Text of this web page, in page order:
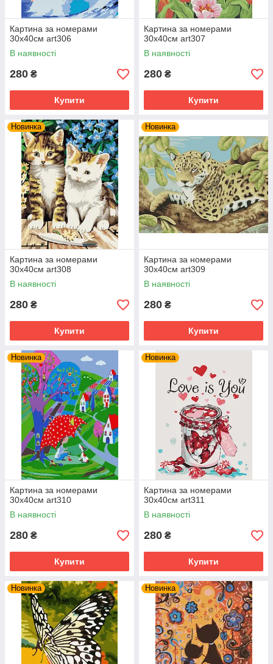
Картина за номерами
30х40см art306
В наявності
280 ₴
Купити
Картина за номерами
30х40см art307
В наявності
280 ₴
Купити
Новинка
Картина за номерами
30х40см art308
В наявності
280 ₴
Купити
Новинка
Картина за номерами
30х40см art309
В наявності
280 ₴
Купити
Новинка
Картина за номерами
30х40см art310
В наявності
280 ₴
Купити
Новинка
Картина за номерами
30х40см art311
В наявності
280 ₴
Купити
Новинка Новинка